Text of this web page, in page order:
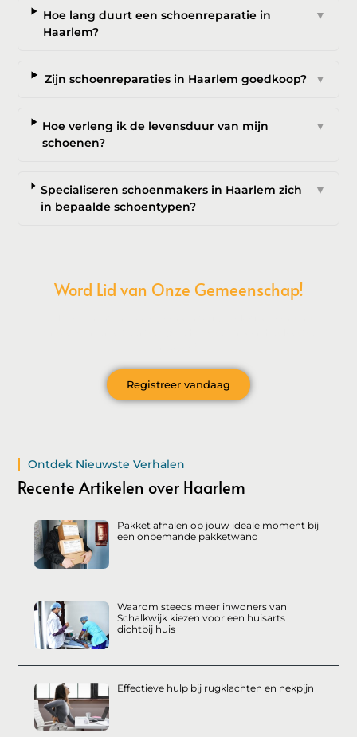
Hoe lang duurt een schoenreparatie in
Haarlem?
▼
Zijn schoenreparaties in Haarlem goedkoop? ▼
Hoe verleng ik de levensduur van mijn
schoenen?
▼
Specialiseren schoenmakers in Haarlem zich
in bepaalde schoentypen?
▼
Word Lid van Onze Gemeenschap!
Registreer vandaag
Ontdek Nieuwste Verhalen
Recente Artikelen over Haarlem
Pakket afhalen op jouw ideale moment bij
een onbemande pakketwand
Waarom steeds meer inwoners van
Schalkwijk kiezen voor een huisarts
dichtbij huis
Effectieve hulp bij rugklachten en nekpijn